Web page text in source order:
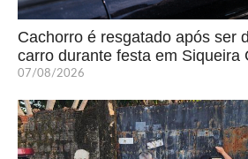
Cachorro é resgatado após ser
carro durante festa em Siqueira
07/08/2026